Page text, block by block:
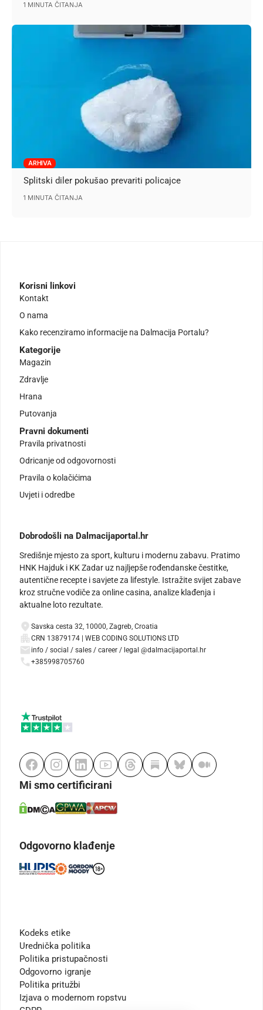
1 MINUTA ČITANJA
ARHIVA
Splitski diler pokušao prevariti policajce
1 MINUTA ČITANJA
Korisni linkovi
Kontakt
O nama
Kako recenziramo informacije na Dalmacija Portalu?
Kategorije
Magazin
Zdravlje
Hrana
Putovanja
Pravni dokumenti
Pravila privatnosti
Odricanje od odgovornosti
Pravila o kolačićima
Uvjeti i odredbe
Dobrodošli na Dalmacijaportal.hr
Središnje mjesto za sport, kulturu i modernu zabavu. Pratimo
HNK Hajduk i KK Zadar uz najljepše rođendanske čestitke,
autentične recepte i savjete za lifestyle. Istražite svijet zabave
kroz stručne vodiče za online casina, analize klađenja i
aktualne loto rezultate.
Savska cesta 32, 10000, Zagreb, Croatia
CRN 13879174 | WEB CODING SOLUTIONS LTD
info / social / sales / career / legal @dalmacijaportal.hr
+385998705760
Mi smo certificirani
Odgovorno klađenje
Kodeks etike
Urednička politika
Politika pristupačnosti
Odgovorno igranje
Politika pritužbi
Izjava o modernom ropstvu